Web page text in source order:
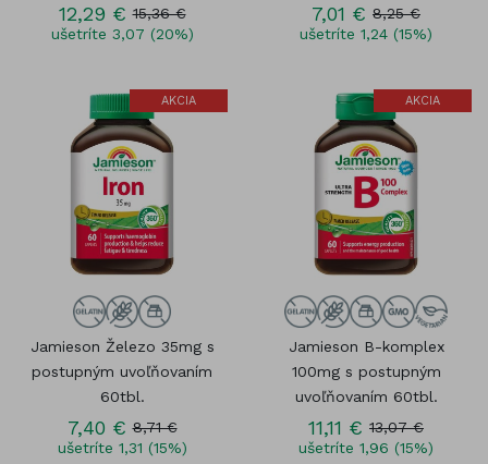
12,29 € 15,36 €
ušetríte 3,07 (20%)
7,01 € 8,25 €
ušetríte 1,24 (15%)
AKCIA
Jamieson Železo 35mg s
postupným uvoľňovaním
60tbl.
7,40 € 8,71 €
ušetríte 1,31 (15%)
AKCIA
Jamieson B-komplex
100mg s postupným
uvoľňovaním 60tbl.
11,11 € 13,07 €
ušetríte 1,96 (15%)